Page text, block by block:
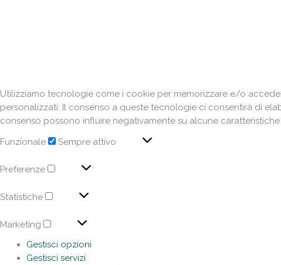
Utilizziamo tecnologie come i cookie per memorizzare e/o
personalizzati. Il consenso a queste tecnologie ci consentirà di
consenso possono influire negativamente su alcune caratteristiche
Funzionale
Sempre attivo
Preferenze
Statistiche
Marketing
Gestisci opzioni
Gestisci servizi